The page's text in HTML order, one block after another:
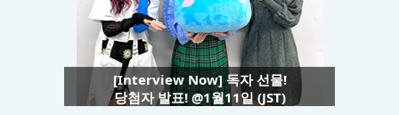
[Interview Now] 독자 선물!
당첨자 발표! @1월11일 (JST)